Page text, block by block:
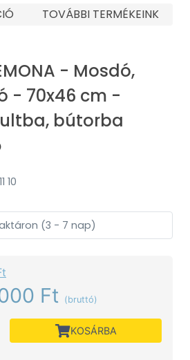
TOVÁBBI TERMÉKEINK
- Mosdó,
- 70x46 cm -
bútorba
10
(3 - 7 nap)
Ft (bruttó)
KOSÁRBA